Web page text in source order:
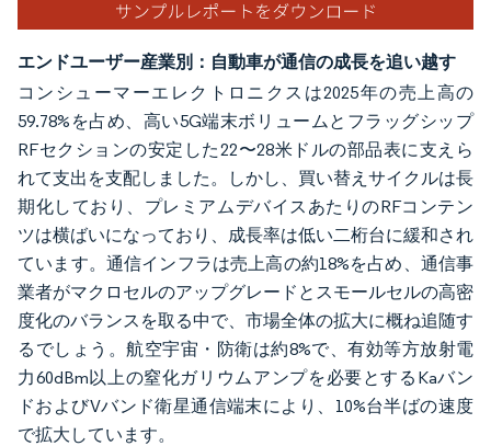
エンドユーザー産業別：自動車が通信の成長を追い越す
コンシューマーエレクトロニクスは2025年の売上高の
59.78%を占め、高い5G端末ボリュームとフラッグシップ
RFセクションの安定した22〜28米ドルの部品表に支えら
れて支出を支配しました。しかし、買い替えサイクルは長
期化しており、プレミアムデバイスあたりのRFコンテン
ツは横ばいになっており、成長率は低い二桁台に緩和され
ています。通信インフラは売上高の約18%を占め、通信事
業者がマクロセルのアップグレードとスモールセルの高密
度化のバランスを取る中で、市場全体の拡大に概ね追随す
るでしょう。航空宇宙・防衛は約8%で、有効等方放射電
力60dBm以上の窒化ガリウムアンプを必要とするKaバン
ドおよびVバンド衛星通信端末により、10%台半ばの速度
で拡大しています。